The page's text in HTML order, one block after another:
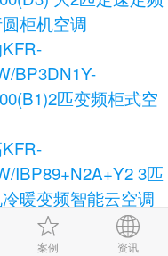
案例 资讯
柜机空调
BP3DN1Y-
匹变频柜式空
IBP89+N2A+Y2 3匹
暖变频智能云空调
72LW/AS36+N3
独立除湿柜式空调